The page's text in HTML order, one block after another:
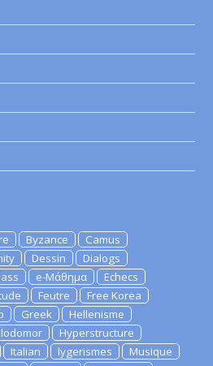
Byzance
Camus
Dessin
Dialogs
e-Μάθημα
Echecs
Feutre
Free Korea
Greek
Hellenisme
Hyperstructure
Italian lygerismes
Musique